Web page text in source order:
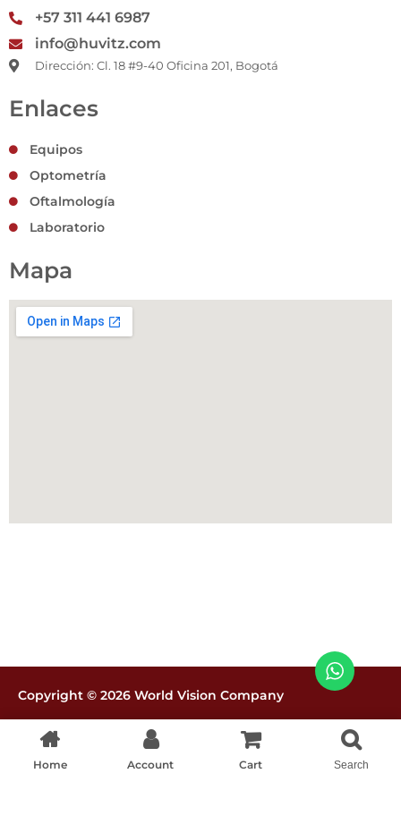
m
k p
+57 311 441 6987
info@huvitz.com
Dirección: Cl. 18 #9-40 Oficina 201, Bogotá
Enlaces
Equipos
Optometría
Oftalmología
Laboratorio
Mapa
Copyright © 2026 World Vision Company
Políticas de tratamiento de datos
Home Account Cart Search